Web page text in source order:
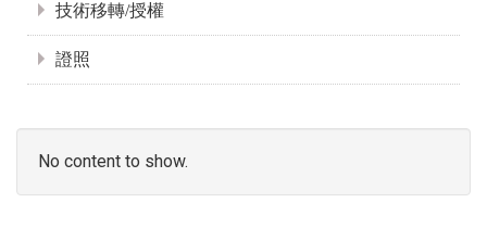
技術移轉/授權
證照
No content to show.